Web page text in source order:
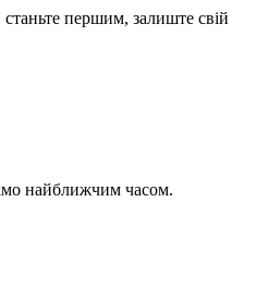
першим, залиште свій
найближчим часом.